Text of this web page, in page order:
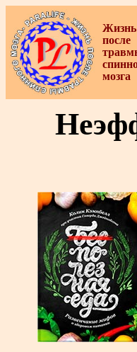
Жизнь
после
мозга